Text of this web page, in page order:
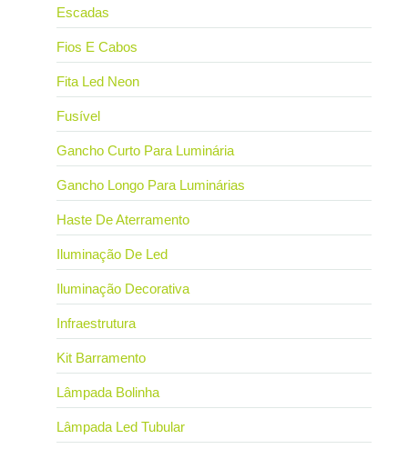
Escadas
Fios E Cabos
Fita Led Neon
Fusível
Gancho Curto Para Luminária
Gancho Longo Para Luminárias
Haste De Aterramento
Iluminação De Led
Iluminação Decorativa
Infraestrutura
Kit Barramento
Lâmpada Bolinha
Lâmpada Led Tubular